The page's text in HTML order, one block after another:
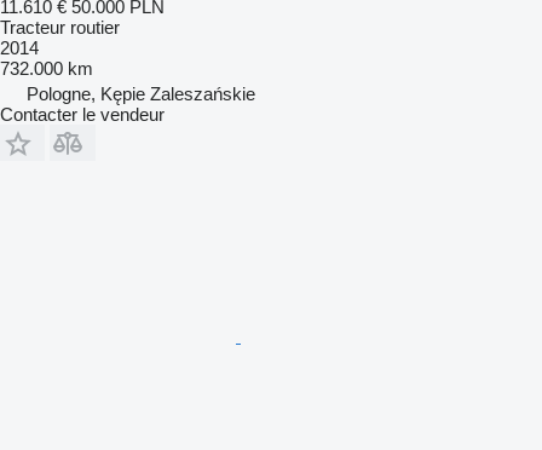
11.610 € 50.000 PLN
Tracteur routier
2014
732.000 km
Pologne, Kępie Zaleszańskie
Contacter le vendeur